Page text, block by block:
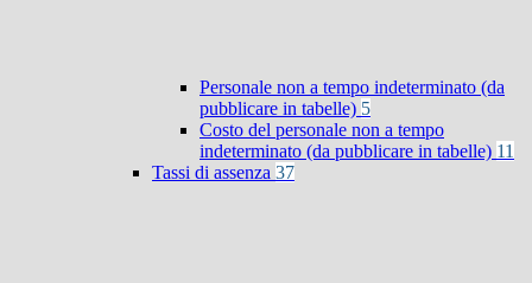
Personale non a tempo indeterminato (da
pubblicare in tabelle) 5
Costo del personale non a tempo
indeterminato (da pubblicare in tabelle) 11
Tassi di assenza 37